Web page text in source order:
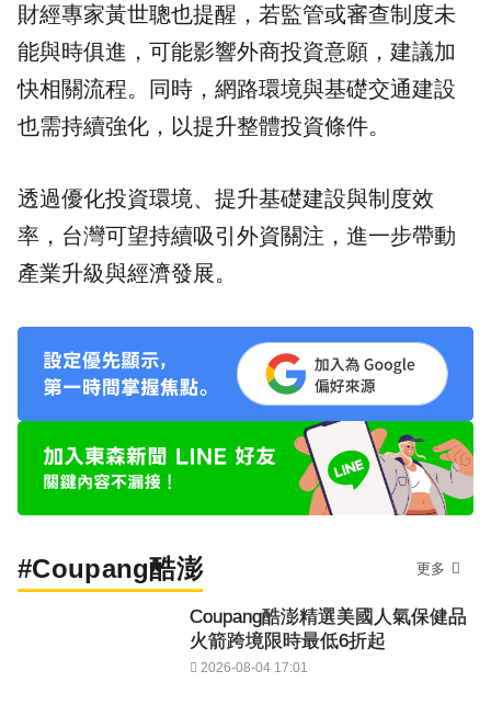
財經專家黃世聰也提醒，若監管或審查制度未
能與時俱進，可能影響外商投資意願，建議加
快相關流程。同時，網路環境與基礎交通建設
也需持續強化，以提升整體投資條件。
透過優化投資環境、提升基礎建設與制度效
率，台灣可望持續吸引外資關注，進一步帶動
產業升級與經濟發展。
#Coupang酷澎 更多
Coupang酷澎精選美國人氣保健品
火箭跨境限時最低6折起
2026-08-04 17:01